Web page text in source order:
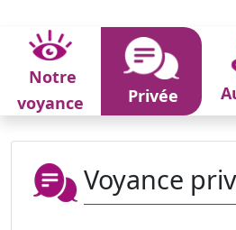
Notre
voyance
Privée
Voyance